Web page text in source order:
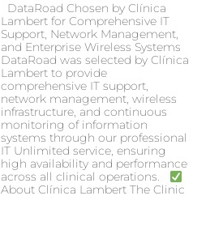
DataRoad Chosen by Clínica
Lambert for Comprehensive IT
Support, Network Management,
and Enterprise Wireless Systems
DataRoad was selected by Clínica
Lambert to provide
comprehensive IT support,
network management, wireless
infrastructure, and continuous
monitoring of information
systems through our professional
IT Unlimited service, ensuring
high availability and performance
across all clinical operations.
About Clínica Lambert The Clinic